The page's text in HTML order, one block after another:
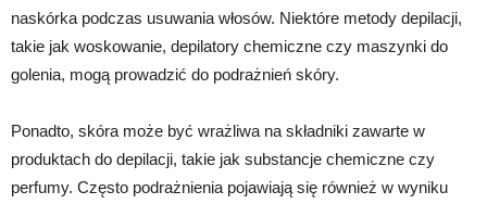
naskórka podczas usuwania włosów. Niektóre metody depilacji,
takie jak woskowanie, depilatory chemiczne czy maszynki do
golenia, mogą prowadzić do podrażnień skóry.
Ponadto, skóra może być wrażliwa na składniki zawarte w
produktach do depilacji, takie jak substancje chemiczne czy
perfumy. Często podrażnienia pojawiają się również w wyniku